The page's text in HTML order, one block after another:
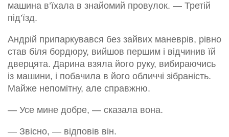
машина в’їхала в знайомий провулок. — Третій
під’їзд.
Андрій припаркувався без зайвих маневрів, рівно
став біля бордюру, вийшов першим і відчинив їй
дверцята. Дарина взяла його руку, вибираючись
із машини, і побачила в його обличчі зібраність.
Майже непомітну, але справжню.
— Усе мине добре, — сказала вона.
— Звісно, — відповів він.